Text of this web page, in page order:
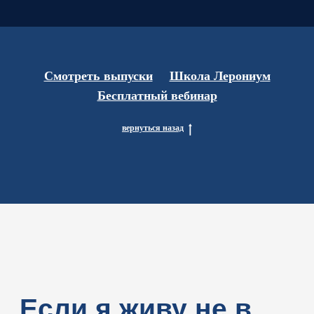
Смотреть выпуски
Школа Лерониум
Бесплатный вебинар
вернуться назад